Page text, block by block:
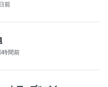
前
時間前